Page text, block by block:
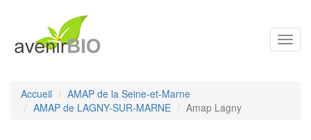
Accueil
AMAP de la Seine-et-Marne
AMAP de LAGNY-SUR-MARNE
Amap Lagny